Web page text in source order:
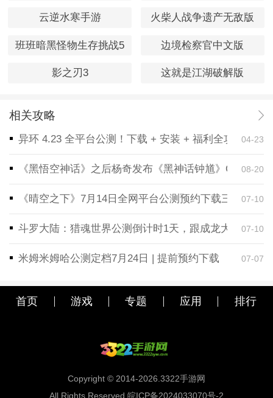
云逆水寒手游 火柴人战争遗产无敌版
班班暗黑怪物生存挑战5 边境检察官中文版
影之刃3 这就是江湖破解版
相关攻略
异环 4.23 全平台公测！下载 + 安装 + 福利全攻略，一
04-23
《黑悟空神话》之后杨奇发布《黑神话钟馗》CG！预
08-20
《晴空之下》7月14日全网平台公测预约下载三端同步
07-10
斗罗大陆：猎魂世界公测倒计时1天，跟成龙大哥一起
07-10
米姆米姆哈公测定档7月24日 | 提前预约下载 07-07
首页 游戏 专题 应用 排行
Copyright © 2014-2026.3322手游网
All Rights Reserved 皖ICP备2024033070号-2